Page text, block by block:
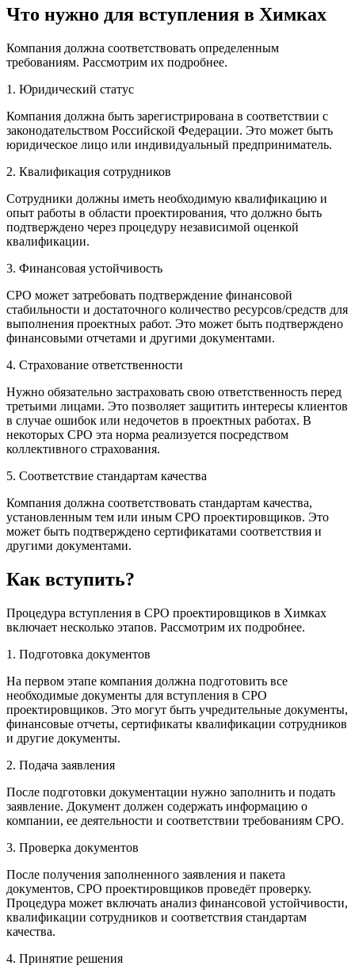
Что нужно для вступления в Химках
Компания должна соответствовать определенным
требованиям. Рассмотрим их подробнее.
1. Юридический статус
Компания должна быть зарегистрирована в соответствии с
законодательством Российской Федерации. Это может быть
юридическое лицо или индивидуальный предприниматель.
2. Квалификация сотрудников
Сотрудники должны иметь необходимую квалификацию и
опыт работы в области проектирования, что должно быть
подтверждено через процедуру независимой оценкой
квалификации.
3. Финансовая устойчивость
СРО может затребовать подтверждение финансовой
стабильности и достаточного количество ресурсов/средств для
выполнения проектных работ. Это может быть подтверждено
финансовыми отчетами и другими документами.
4. Страхование ответственности
Нужно обязательно застраховать свою ответственность перед
третьими лицами. Это позволяет защитить интересы клиентов
в случае ошибок или недочетов в проектных работах. В
некоторых СРО эта норма реализуется посредством
коллективного страхования.
5. Соответствие стандартам качества
Компания должна соответствовать стандартам качества,
установленным тем или иным СРО проектировщиков. Это
может быть подтверждено сертификатами соответствия и
другими документами.
Как вступить?
Процедура вступления в СРО проектировщиков в Химках
включает несколько этапов. Рассмотрим их подробнее.
1. Подготовка документов
На первом этапе компания должна подготовить все
необходимые документы для вступления в СРО
проектировщиков. Это могут быть учредительные документы,
финансовые отчеты, сертификаты квалификации сотрудников
и другие документы.
2. Подача заявления
После подготовки документации нужно заполнить и подать
заявление. Документ должен содержать информацию о
компании, ее деятельности и соответствии требованиям СРО.
3. Проверка документов
После получения заполненного заявления и пакета
документов, СРО проектировщиков проведёт проверку.
Процедура может включать анализ финансовой устойчивости,
квалификации сотрудников и соответствия стандартам
качества.
4. Принятие решения